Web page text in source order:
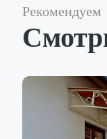
Рекомендуем